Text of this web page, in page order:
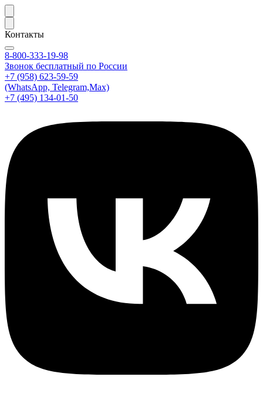
Контакты
8-800-333-19-98
Звонок бесплатный по России
+7 (958) 623-59-59
(WhatsApp, Telegram,Max)
+7 (495) 134-01-50